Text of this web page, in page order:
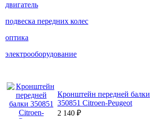
двигатель
подвеска передних колес
оптика
электрооборудование
Кронштейн передней балки
350851 Citroen-Peugeot
2 140 ₽